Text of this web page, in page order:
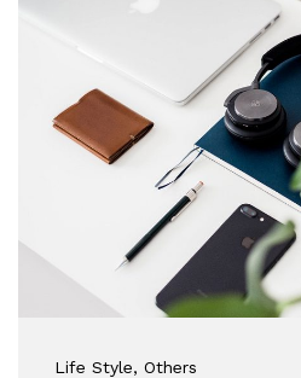
Life Style, Others